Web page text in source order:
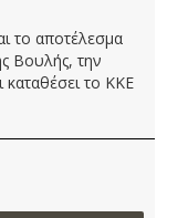
το αποτέλεσμα
Βουλής, την
καταθέσει το ΚΚΕ